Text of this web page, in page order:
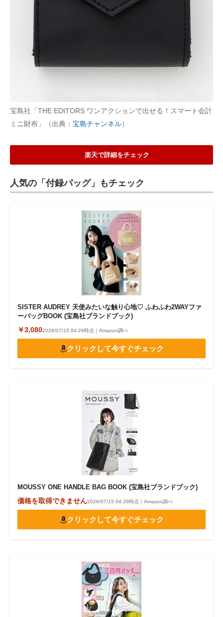
宝島社「THE EDITORS ワンアクションで出せる！スマート会計
ミニ財布」（出典： 宝島チャンネル）
楽天で詳細をチェック
人気の「付録バッグ」もチェック
SISTER AUDREY 天使みたいな触り心地♡ ふわふわ2WAYファ
ーバッグBOOK (宝島社ブランドブック)
￥3,0802026/07/15 04:26時点｜Amazon調べ
クリックして今すぐチェック
MOUSSY ONE HANDLE BAG BOOK (宝島社ブランドブック)
価格を取得できません2026/07/15 04:26時点｜Amazon調べ
クリックして今すぐチェック